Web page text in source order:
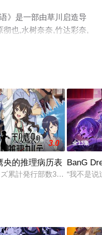
》是一部由草川启造导
也,水树奈奈,竹达彩奈,
动漫，大结局剧情已揭
步至豆瓣动漫、电视猫
その最後の一席に選ばれ
3.0
央的推理病历表
累計発行部数350万部突破
全13集
BanG
“我不是